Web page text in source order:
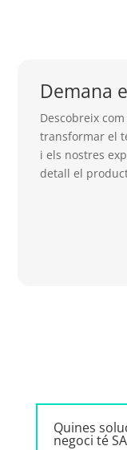
Demana
Descobreix
transformar el
i els nostres
detall el
Quines
negoci té